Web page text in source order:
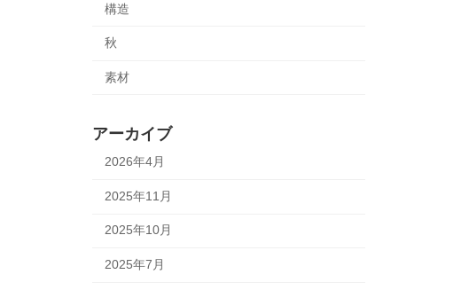
構造
秋
素材
アーカイブ
2026年4月
2025年11月
2025年10月
2025年7月